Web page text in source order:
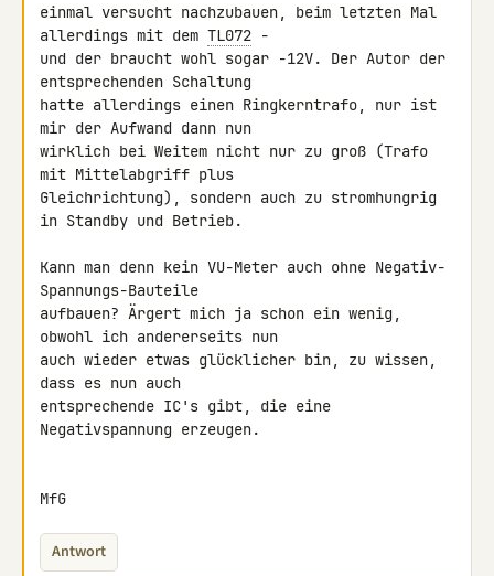
einmal versucht nachzubauen, beim letzten Mal
allerdings mit dem TL072 -
und der braucht wohl sogar -12V. Der Autor der
entsprechenden Schaltung
hatte allerdings einen Ringkerntrafo, nur ist
mir der Aufwand dann nun
wirklich bei Weitem nicht nur zu groß (Trafo
mit Mittelabgriff plus
Gleichrichtung), sondern auch zu stromhungrig
in Standby und Betrieb.
Kann man denn kein VU-Meter auch ohne Negativ-
Spannungs-Bauteile
aufbauen? Ärgert mich ja schon ein wenig,
obwohl ich andererseits nun
auch wieder etwas glücklicher bin, zu wissen,
dass es nun auch
entsprechende IC's gibt, die eine
Negativspannung erzeugen.
MfG
Antwort